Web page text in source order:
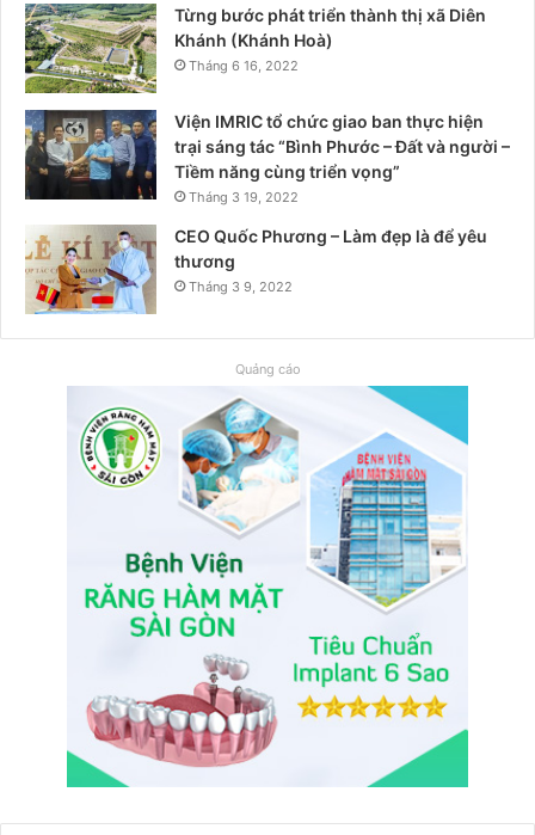
Từng bước phát triển thành thị xã Diên
Khánh (Khánh Hoà)
Tháng 6 16, 2022
Viện IMRIC tổ chức giao ban thực hiện
trại sáng tác “Bình Phước – Đất và người –
Tiềm năng cùng triển vọng”
Tháng 3 19, 2022
CEO Quốc Phương – Làm đẹp là để yêu
thương
Tháng 3 9, 2022
Quảng cáo